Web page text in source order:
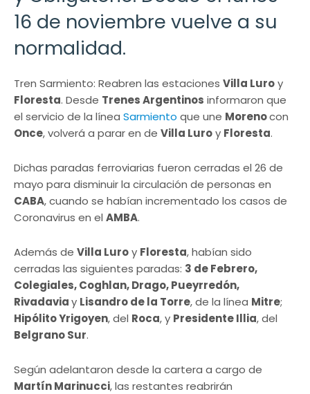
16 de noviembre vuelve a su
normalidad.
Tren Sarmiento: Reabren las estaciones Villa Luroy
Floresta. Desde Trenes Argentinos informaron que
el servicio de la línea Sarmiento que une Morenocon
Once, volverá a parar en de Villa Luroy Floresta.
Dichas paradas ferroviarias fueron cerradas el 26 de
mayo para disminuir la circulación de personas en
CABA, cuando se habían incrementado los casos de
Coronavirus en el AMBA.
Además de Villa Luroy Floresta, habían sido
cerradas las siguientes paradas: 3 de Febrero,
Colegiales, Coghlan, Drago, Pueyrredón,
Rivadaviay Lisandro de la Torre, de la línea Mitre;
Hipólito Yrigoyen, del Roca, y Presidente Illia, del
Belgrano Sur.
Según adelantaron desde la cartera a cargo de
Martín Marinucci, las restantes reabrirán